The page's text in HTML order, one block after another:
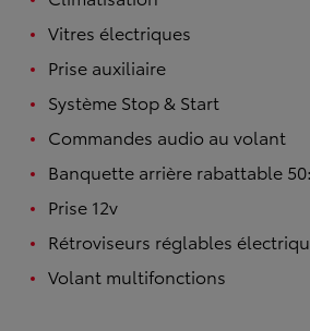
Vitres électriques
Prise auxiliaire
Système Stop & Start
Commandes audio au volant
Banquette arrière rabattable
Prise 12v
Rétroviseurs réglables
Volant multifonctions